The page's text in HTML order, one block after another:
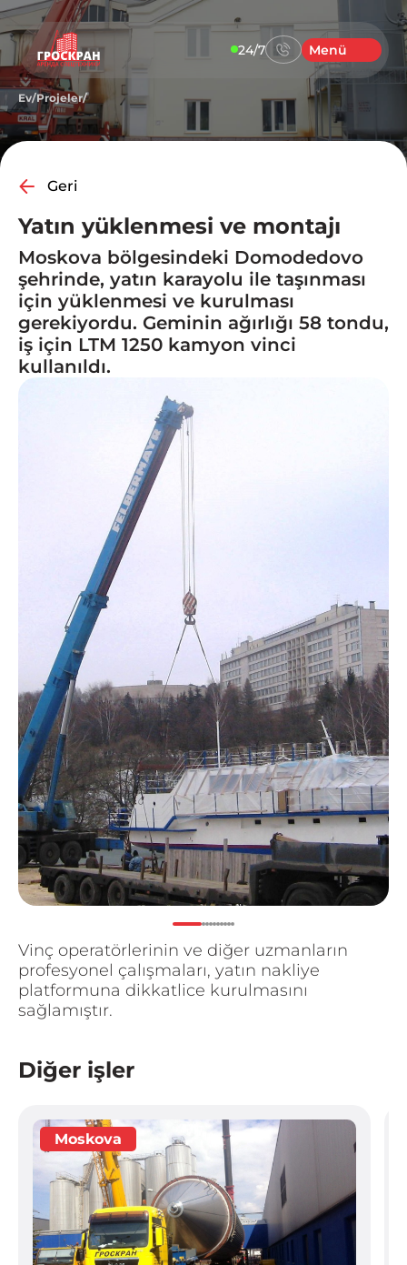
24/7 Menü
Ev/Projeler/
Geri
Yatın yüklenmesi ve montajı
Moskova bölgesindeki Domodedovo
şehrinde, yatın karayolu ile taşınması
için yüklenmesi ve kurulması
gerekiyordu. Geminin ağırlığı 58 tondu,
iş için LTM 1250 kamyon vinci
kullanıldı.
Vinç operatörlerinin ve diğer uzmanların
profesyonel çalışmaları, yatın nakliye
platformuna dikkatlice kurulmasını
sağlamıştır.
Diğer işler